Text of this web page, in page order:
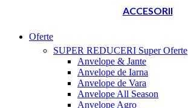
ACCESORII
Oferte
SUPER REDUCERI Super Oferte
Anvelope & Jante
Anvelope de Iarna
Anvelope de Vara
Anvelope All Season
Anvelope Agro